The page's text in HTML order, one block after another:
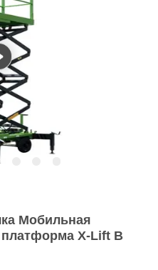
Мобильная
X-Lift В